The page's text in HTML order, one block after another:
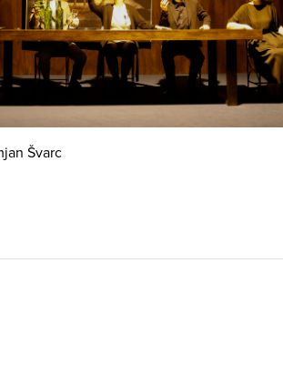
Švarc